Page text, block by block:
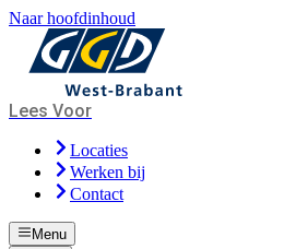
Naar hoofdinhoud
Lees Voor
Locaties
Werken bij
Contact
Menu